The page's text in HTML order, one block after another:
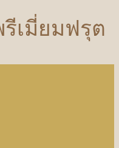
เมี่ยมฟรุต